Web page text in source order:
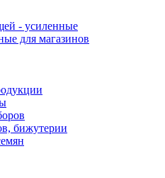
- усиленные
для магазинов
бижутерии